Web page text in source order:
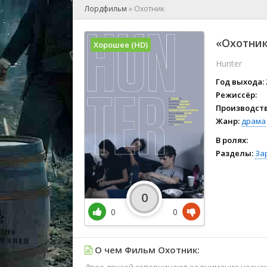
🕺 Мюзикл
👨‍💻
🎤 Ток-
🧙‍♀️
🏅
Лордфильм » Охотник
Hunter
Год выхода:
Режиссёр:
Жанр:драма
В ролях:
Разделы:
Хорошее (HD)
0
0
0
О чем Фильм Охотник: